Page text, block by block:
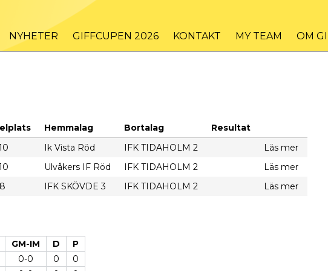
NYHETER GIFFCUPEN 2026 KONTAKT MY TEAM OM
Hemmalag Bortalag
Resultat
Ik Vista Röd IFK TIDAHOLM 2
Läs mer
Ulvåkers IF Röd IFK TIDAHOLM 2
Läs mer
IFK SKÖVDE 3 IFK TIDAHOLM 2 Läs mer
GM-IM D
P
0-0 0
0